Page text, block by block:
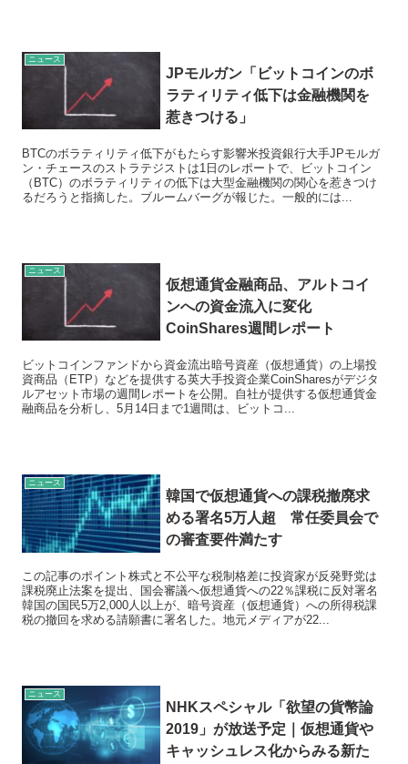
ニュース
JPモルガン「ビットコインのボ
ラティリティ低下は金融機関を
惹きつける」
BTCのボラティリティ低下がもたらす影響米投資銀行大手JPモルガ
ン・チェースのストラテジストは1日のレポートで、ビットコイン
（BTC）のボラティリティの低下は大型金融機関の関心を惹きつけ
るだろうと指摘した。ブルームバーグが報じた。一般的には...
ニュース
仮想通貨金融商品、アルトコイ
ンへの資金流入に変化
CoinShares週間レポート
ビットコインファンドから資金流出暗号資産（仮想通貨）の上場投
資商品（ETP）などを提供する英大手投資企業CoinSharesがデジタ
ルアセット市場の週間レポートを公開。自社が提供する仮想通貨金
融商品を分析し、5月14日まで1週間は、ビットコ...
ニュース
韓国で仮想通貨への課税撤廃求
める署名5万人超 常任委員会で
の審査要件満たす
この記事のポイント株式と不公平な税制格差に投資家が反発野党は
課税廃止法案を提出、国会審議へ仮想通貨への22％課税に反対署名
韓国の国民5万2,000人以上が、暗号資産（仮想通貨）への所得税課
税の撤回を求める請願書に署名した。地元メディアが22...
ニュース
NHKスペシャル「欲望の貨幣論
2019」が放送予定｜仮想通貨や
キャッシュレス化からみる新た